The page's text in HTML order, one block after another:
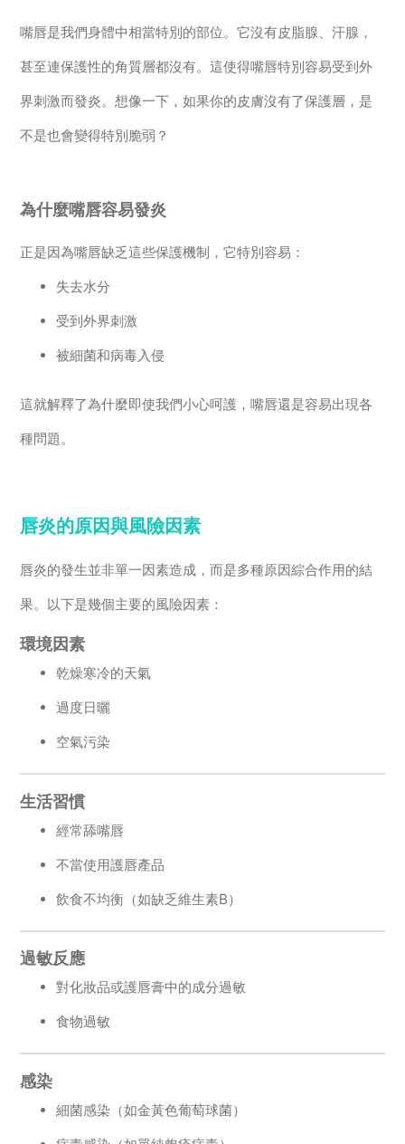
嘴唇是我們身體中相當特別的部位。它沒有皮脂腺、汗腺，
甚至連保護性的角質層都沒有。這使得嘴唇特別容易受到外
界刺激而發炎。想像一下，如果你的皮膚沒有了保護層，是
不是也會變得特別脆弱？
為什麼嘴唇容易發炎
正是因為嘴唇缺乏這些保護機制，它特別容易：
失去水分
受到外界刺激
被細菌和病毒入侵
這就解釋了為什麼即使我們小心呵護，嘴唇還是容易出現各
種問題。
唇炎的原因與風險因素
唇炎的發生並非單一因素造成，而是多種原因綜合作用的結
果。以下是幾個主要的風險因素：
環境因素
乾燥寒冷的天氣
過度日曬
空氣污染
生活習慣
經常舔嘴唇
不當使用護唇產品
飲食不均衡（如缺乏維生素B）
過敏反應
對化妝品或護唇膏中的成分過敏
食物過敏
感染
細菌感染（如金黃色葡萄球菌）